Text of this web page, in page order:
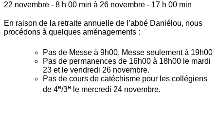
22 novembre - 8 h 00 min à 26 novembre - 17 h 00 min
En raison de la retraite annuelle de l’abbé Daniélou, nous
procédons à quelques aménagements :
Pas de Messe à 9h00, Messe seulement à 19h00
Pas de permanences de 16h00 à 18h00 le mardi
23 et le vendredi 26 novembre.
Pas de cours de catéchisme pour les collégiens
de 4e/3e le mercredi 24 novembre.